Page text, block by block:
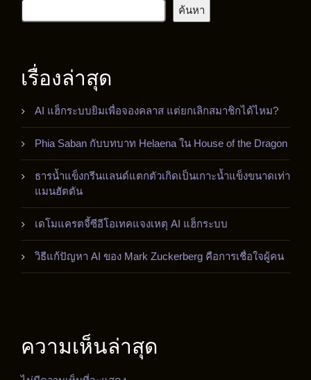
ค้นหา
เรื่องล่าสุด
AI แฮ็กระบบยิมเพื่อจองคลาส แต่ยกเลิกสมาชิกได้ไหม?
Phia Saban กับบทบาท Helaena ใน House of the Dragon
ธารน้ำแข็งกรีนแลนด์แตกตัวเกิดเป็นเกาะน้ำแข็งขนาดเท่า
แมนฮัตตัน
เดโมแครตจี้ซีอีโอเทคแจงเหตุ AI แฮ็กระบบ
วิธีแก้ปัญหา AI ของ Mark Zuckerberg คือการเชื่อใจผู้คน
ความเห็นล่าสุด